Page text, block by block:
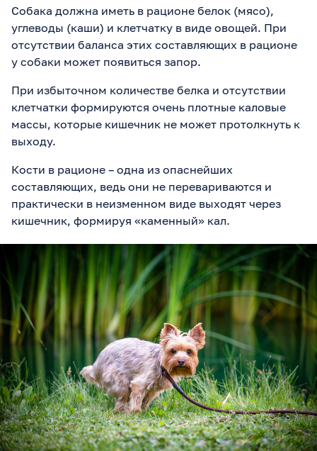
Собака должна иметь в рационе белок (мясо),
углеводы (каши) и клетчатку в виде овощей. При
отсутствии баланса этих составляющих в рационе
у собаки может появиться запор.
При избыточном количестве белка и отсутствии
клетчатки формируются очень плотные каловые
массы, которые кишечник не может протолкнуть к
выходу.
Кости в рационе – одна из опаснейших
составляющих, ведь они не перевариваются и
практически в неизменном виде выходят через
кишечник, формируя «каменный» кал.